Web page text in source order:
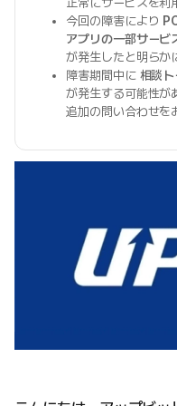
今回の障害により
アプリの一部サービ
が発生したと明らか
障害期間中に 相談
が発生する可能性が
追加の問い合わせを